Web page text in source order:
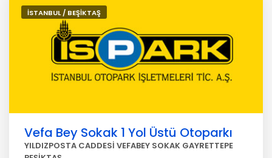
İSTANBUL / BEŞİKTAŞ
Vefa Bey Sokak 1 Yol Üstü Otoparkı
YILDIZPOSTA CADDESİ VEFABEY SOKAK GAYRETTEPE